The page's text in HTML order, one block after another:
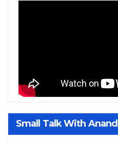
Small Talk With Anand